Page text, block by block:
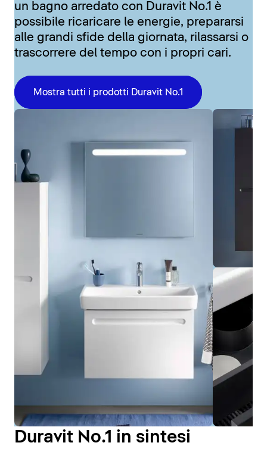
un bagno arredato con Duravit No.1 è
possibile ricaricare le energie, prepararsi
alle grandi sfide della giornata, rilassarsi o
trascorrere del tempo con i propri cari.
Mostra tutti i prodotti Duravit No.1
Duravit No.1 in sintesi